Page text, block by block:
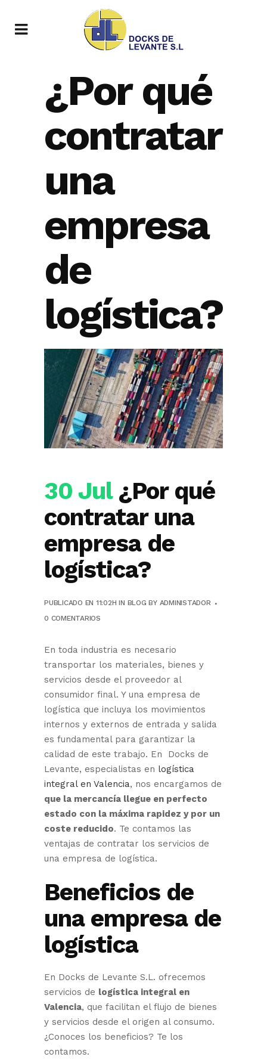
¿Por qué
contratar
una
empresa
de
logística?
30 Jul¿Por qué
contratar una
empresa de
logística?
PUBLICADO EN 11:02H IN BLOG BY ADMINISTADOR
0 COMENTARIOS
En toda industria es necesario
transportar los materiales, bienes y
servicios desde el proveedor al
consumidor final. Y una empresa de
logística que incluya los movimientos
internos y externos de entrada y salida
es fundamental para garantizar la
calidad de este trabajo. En Docks de
Levante, especialistas en logística
integral en Valencia, nos encargamos de
que la mercancía llegue en perfecto
estado con la máxima rapidez y por un
coste reducido. Te contamos las
ventajas de contratar los servicios de
una empresa de logística.
Beneficios de
una empresa de
logística
En Docks de Levante S.L. ofrecemos
servicios de logística integral en
Valencia, que facilitan el flujo de bienes
y servicios desde el origen al consumo.
¿Conoces los beneficios? Te los
contamos.